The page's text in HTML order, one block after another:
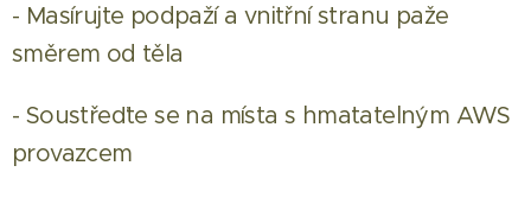
- Masírujte podpaží a vnitřní stranu paže
směrem od těla
- Soustřeďte se na místa s hmatatelným AWS
provazcem